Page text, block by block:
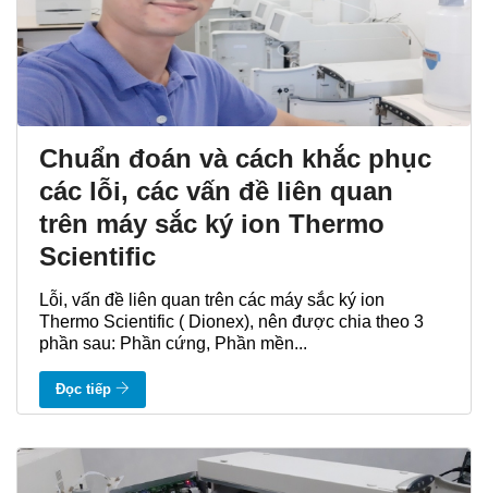
Chuẩn đoán và cách khắc phục
các lỗi, các vấn đề liên quan
trên máy sắc ký ion Thermo
Scientific
Lỗi, vấn đề liên quan trên các máy sắc ký ion
Thermo Scientific ( Dionex), nên được chia theo 3
phần sau: Phần cứng, Phần mền...
Đọc tiếp